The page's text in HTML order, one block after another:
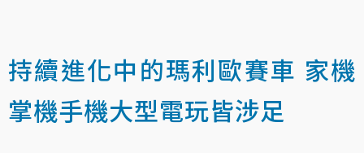
持續進化中的瑪利歐賽車 家機
掌機手機大型電玩皆涉足